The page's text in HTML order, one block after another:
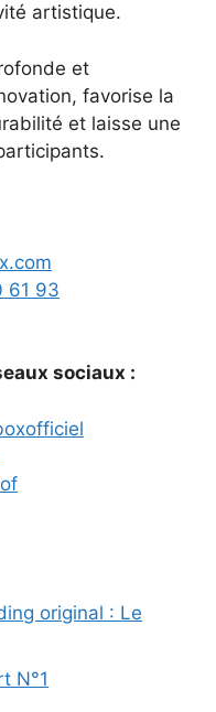
artistique.
et
favorise la
et laisse une
61 93
sociaux :
original : Le
N°1